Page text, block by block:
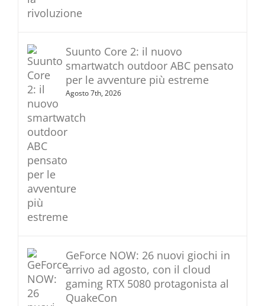
Suunto Core 2: il nuovo
smartwatch outdoor ABC pensato
per le avventure più estreme
Agosto 7th, 2026
GeForce NOW: 26 nuovi giochi in
arrivo ad agosto, con il cloud
gaming RTX 5080 protagonista al
QuakeCon